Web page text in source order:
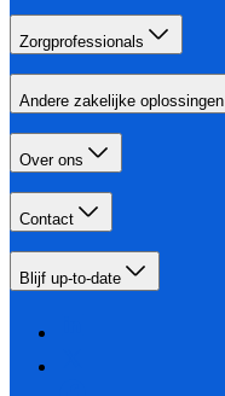
Zorgprofessionals
Andere zakelijke oplossingen
Over ons
Contact
Blijf up-to-date